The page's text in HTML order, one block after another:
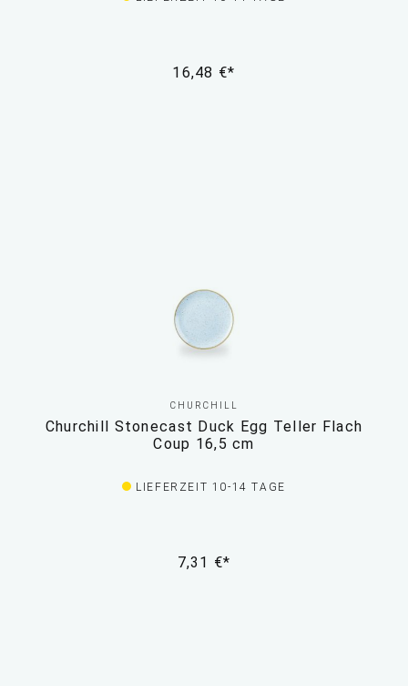
16,48 €*
CHURCHILL
Churchill Stonecast Duck Egg Teller Flach
Coup 16,5 cm
LIEFERZEIT 10-14 TAGE
7,31 €*